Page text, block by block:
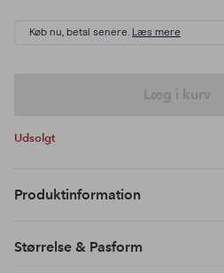
Køb nu, betal senere. Læs mere
Læg i kurv
Udsolgt
Produktinformation
Størrelse & Pasform